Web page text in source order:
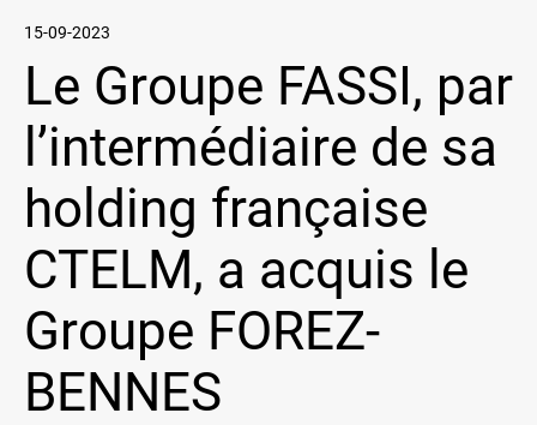
15-09-2023
Le Groupe FASSI, par
l’intermédiaire de sa
holding française
CTELM, a acquis le
Groupe FOREZ-
BENNES